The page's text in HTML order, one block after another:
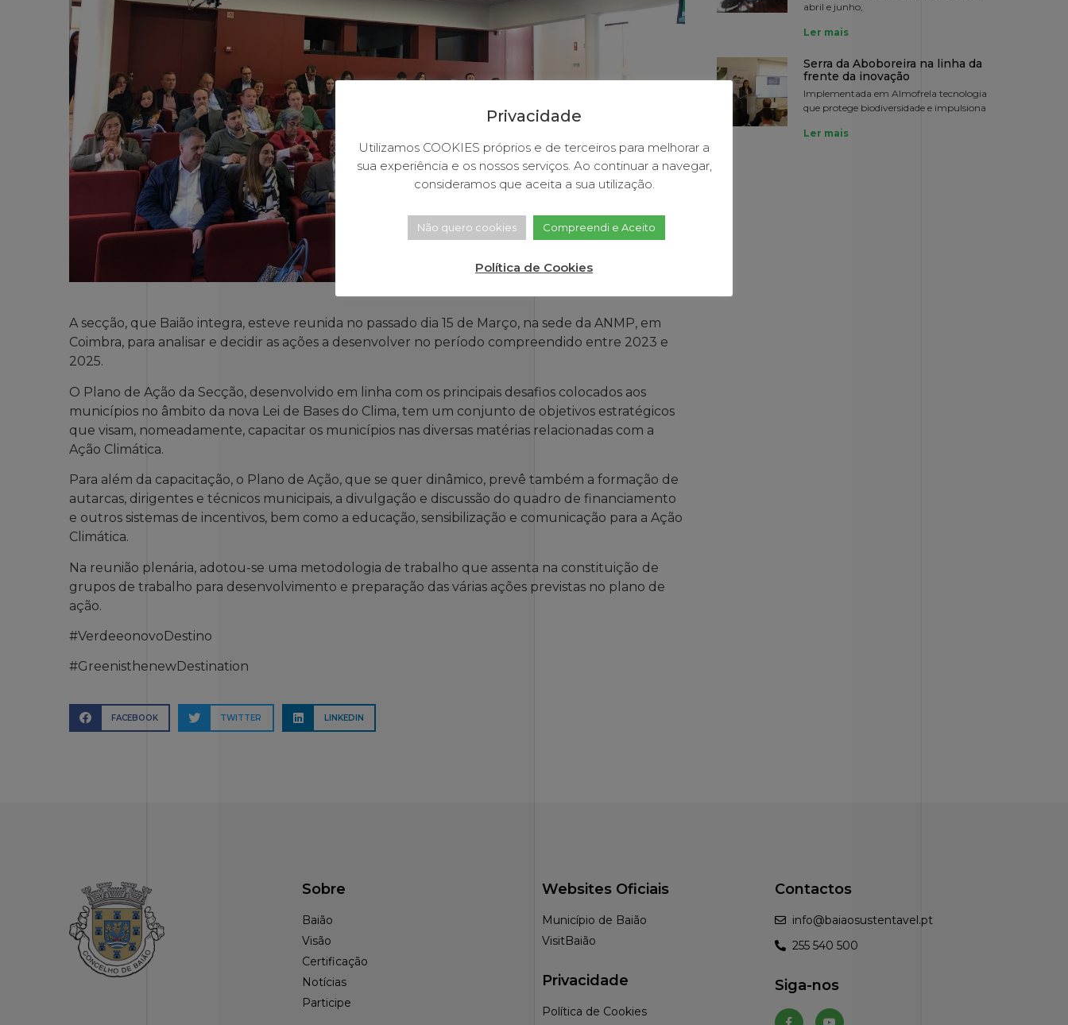
A secção, que Baião integra, esteve reunida no passado dia 15 de Março, na sede da ANMP, em
Coimbra, para analisar e decidir as ações a desenvolver no período compreendido entre 2023 e
2025.
O Plano de Ação da Secção, desenvolvido em linha com os principais desafios colocados aos
municípios no âmbito da nova Lei de Bases do Clima, tem um conjunto de objetivos estratégicos
que visam, nomeadamente, capacitar os municípios nas diversas matérias relacionadas com a
Ação Climática.
Para além da capacitação, o Plano de Ação, que se quer dinâmico, prevê também a formação de
autarcas, dirigentes e técnicos municipais, a divulgação e discussão do quadro de financiamento
e outros sistemas de incentivos, bem como a educação, sensibilização e comunicação para a Ação
Climática.
Na reunião plenária, adotou-se uma metodologia de trabalho que assenta na constituição de
grupos de trabalho para desenvolvimento e preparação das várias ações previstas no plano de
ação.
#VerdeeonovoDestino
#GreenisthenewDestination
FACEBOOK TWITTER LINKEDIN
abril e junho,
Ler mais
Serra da Aboboreira na linha da
frente da inovação
Implementada em Almofrela tecnologia
que protege biodiversidade e impulsiona
Ler mais
Sobre
Baião
Visão
Certificação
Notícias
Participe
Websites Oficiais
Município de Baião
VisitBaião
Privacidade
Política de Cookies
Contactos
info@baiaosustentavel.pt
255 540 500
Siga-nos
Privacidade
Utilizamos COOKIES próprios e de terceiros para melhorar a
sua experiência e os nossos serviços. Ao continuar a navegar,
consideramos que aceita a sua utilização.
Não quero cookies Compreendi e Aceito
Política de Cookies